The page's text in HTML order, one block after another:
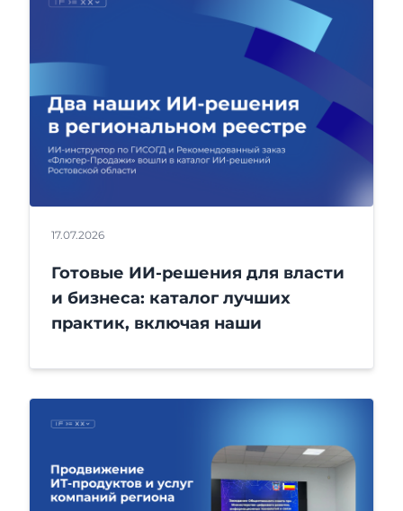
17.07.2026
Готовые ИИ-решения для власти
и бизнеса: каталог лучших
практик, включая наши